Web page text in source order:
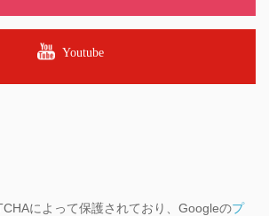
Youtube
によって保護されており、Googleのプ